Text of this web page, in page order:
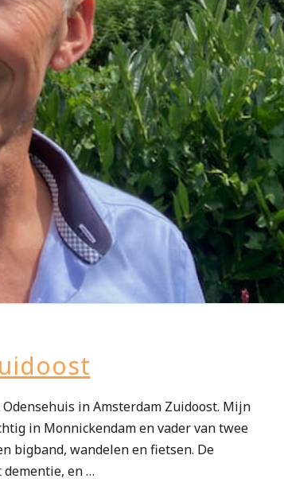
in Amsterdam Zuidoost. Mijn
in Monnickendam en vader van twee
bigband, wandelen en fietsen. De
en …